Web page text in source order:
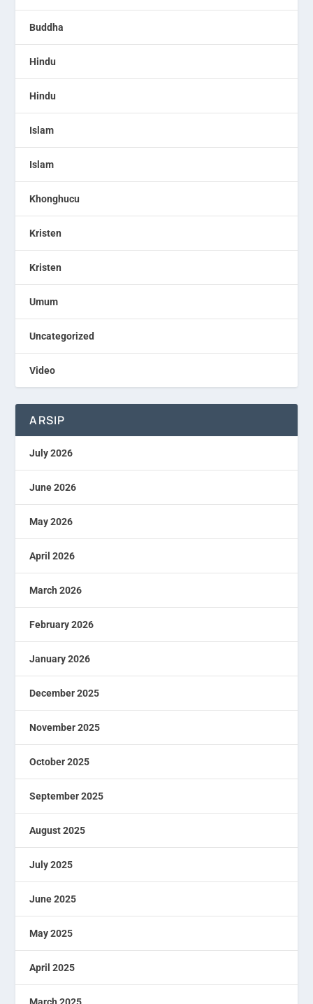
Buddha
Hindu
Hindu
Islam
Islam
Khonghucu
Kristen
Kristen
Umum
Uncategorized
Video
ARSIP
July 2026
June 2026
May 2026
April 2026
March 2026
February 2026
January 2026
December 2025
November 2025
October 2025
September 2025
August 2025
July 2025
June 2025
May 2025
April 2025